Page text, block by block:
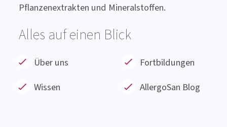
Pflanzenextrakten und Mineralstoffen.
Alles auf einen Blick
Über uns
Wissen
Fortbildungen
AllergoSan Blog